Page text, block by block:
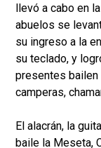
llevó a cabo en
abuelos se
su ingreso a la
su teclado, y
presentes bailen
camperas,
El alacrán, la
baile la Meseta,